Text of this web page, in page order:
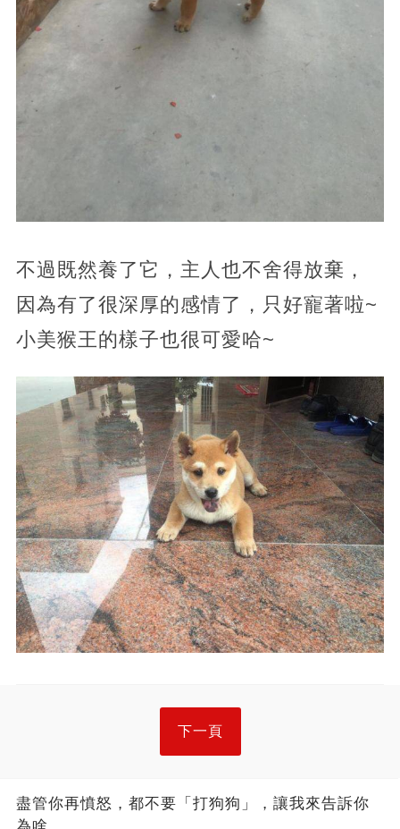
不過既然養了它，主人也不舍得放棄，
因為有了很深厚的感情了，只好寵著啦~
小美猴王的樣子也很可愛哈~
下一頁
盡管你再憤怒，都不要「打狗狗」，讓我來告訴你